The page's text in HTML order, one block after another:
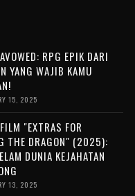
RPG EPIK DARI
YANG WAJIB KAMU
15, 2025
"EXTRAS FOR
THE DRAGON" (2025):
DUNIA KEJAHATAN
13, 2025